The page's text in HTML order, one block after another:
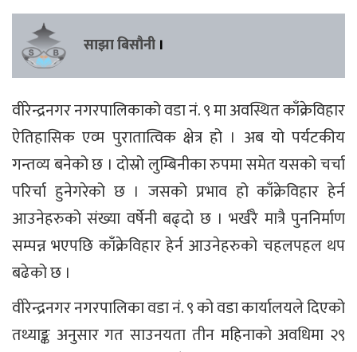
साझा बिसौनी ।
वीरेन्द्रनगर नगरपालिकाको वडा नं. ९ मा अवस्थित काँक्रेविहार
ऐतिहासिक एव्म पुरातात्विक क्षेत्र हो । अब यो पर्यटकीय
गन्तव्य बनेको छ । दोस्रो लुम्बिनीका रुपमा समेत यसको चर्चा
परिर्चा हुनेगरेको छ । जसको प्रभाव हो काँक्रेविहार हेर्न
आउनेहरुको संख्या वर्षेनी बढ्दो छ । भर्खरै मात्रै पुननिर्माण
सम्पन्न भएपछि काँक्रेविहार हेर्न आउनेहरुको चहलपहल थप
बढेको छ ।
वीरेन्द्रनगर नगरपालिका वडा नं. ९ को वडा कार्यालयले दिएको
तथ्याङ्क अनुसार गत साउनयता तीन महिनाको अवधिमा २९